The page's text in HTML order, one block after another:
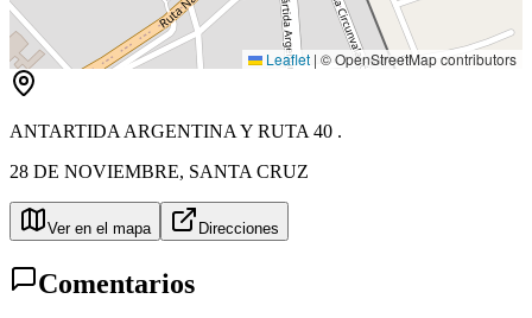
Leaflet | © OpenStreetMap contributors
ANTARTIDA ARGENTINA Y RUTA 40 .
28 DE NOVIEMBRE, SANTA CRUZ
Ver en el mapa Direcciones
Comentarios